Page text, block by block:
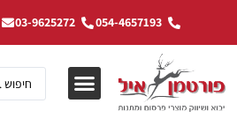
054-4657193
03-9625272